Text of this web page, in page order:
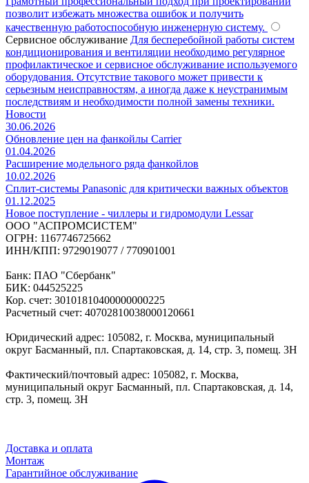
позволит избежать множества ошибок и получить
качественную работоспособную инженерную систему.
Сервисное обслуживание Для бесперебойной работы систем
кондиционирования и вентиляции необходимо регулярное
профилактическое и сервисное обслуживание используемого
оборудования. Отсутствие такового может привести к
серьезным неисправностям, а иногда даже к неустранимым
последствиям и необходимости полной замены техники.
Новости
30.06.2026
Обновление цен на фанкойлы Carrier
01.04.2026
Расширение модельного ряда фанкойлов
10.02.2026
Сплит-системы Panasonic для критически важных объектов
01.12.2025
Новое поступление - чиллеры и гидромодули Lessar
ООО "АСПРОМСИСТЕМ"
ОГРН: 1167746725662
ИНН/КПП: 9729019077 / 770901001
Банк: ПАО "Сбербанк"
БИК: 044525225
Кор. счет: 30101810400000000225
Расчетный счет: 40702810038000120661
Юридический адрес: 105082, г. Москва, муниципальный
округ Басманный, пл. Спартаковская, д. 14, стр. 3, помещ. 3Н
Фактический/почтовый адрес: 105082, г. Москва,
муниципальный округ Басманный, пл. Спартаковская, д. 14,
стр. 3, помещ. 3Н
Доставка и оплата
Монтаж
Гарантийное обслуживание